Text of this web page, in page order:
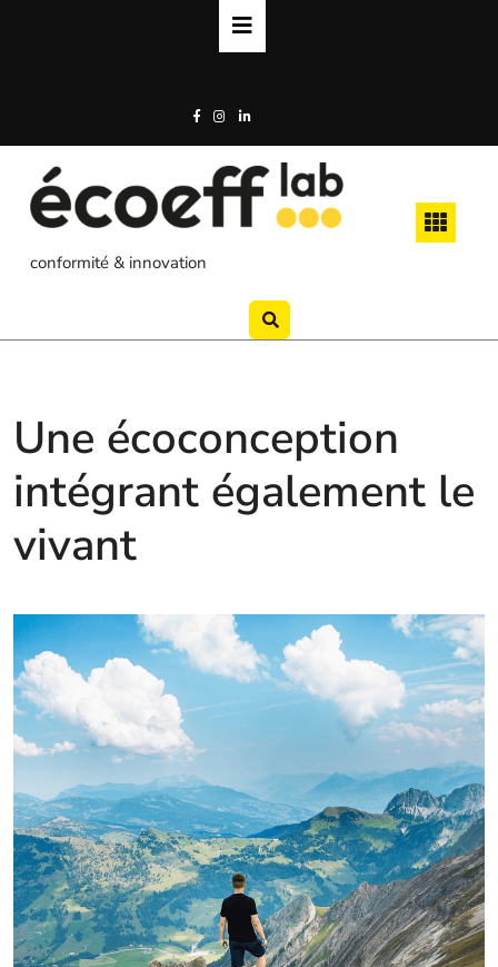
conformité & innovation
Une écoconception
intégrant également le
vivant